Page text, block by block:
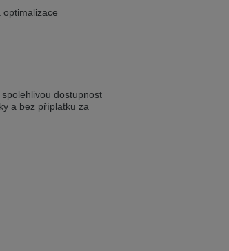
dostupnost
a bez příplatku za